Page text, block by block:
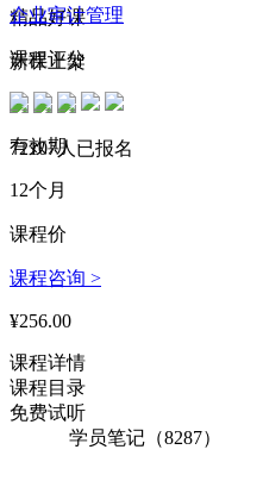
168****1251 刚刚购买了该课程
183****6560 刚刚购买了该课程
163****4482 刚刚购买了该课程
156****3785 刚刚购买了该课程
142****4050 刚刚购买了该课程
153****3492 刚刚购买了该课程
162****4473 刚刚购买了该课程
143****4401 刚刚购买了该课程
174****5498 刚刚购买了该课程
137****2468 刚刚购买了该课程
168****6538 刚刚购买了该课程
精品好课
新课上架
72107人已报名
企业审计管理
课程评分
有效期
12个月
课程价
课程咨询 >
¥256.00
课程详情
课程目录
免费试听
学员笔记（8287）